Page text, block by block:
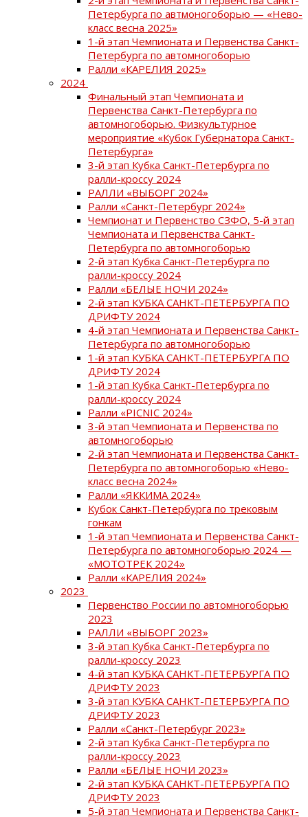
Петербурга по автмоногоборью — «Нево-
класс весна 2025»
1-й этап Чемпионата и Первенства Санкт-
Петербурга по автомногоборью
Ралли «КАРЕЛИЯ 2025»
2024
Финальный этап Чемпионата и
Первенства Санкт-Петербурга по
автомногоборью. Физкультурное
мероприятие «Кубок Губернатора Санкт-
Петербурга»
3-й этап Кубка Санкт-Петербурга по
ралли-кроссу 2024
РАЛЛИ «ВЫБОРГ 2024»
Ралли «Санкт-Петербург 2024»
Чемпионат и Первенство СЗФО, 5-й этап
Чемпионата и Первенства Санкт-
Петербурга по автомногоборью
2-й этап Кубка Санкт-Петербурга по
ралли-кроссу 2024
Ралли «БЕЛЫЕ НОЧИ 2024»
2-й этап КУБКА САНКТ-ПЕТЕРБУРГА ПО
ДРИФТУ 2024
4-й этап Чемпионата и Первенства Санкт-
Петербурга по автомногоборью
1-й этап КУБКА САНКТ-ПЕТЕРБУРГА ПО
ДРИФТУ 2024
1-й этап Кубка Санкт-Петербурга по
ралли-кроссу 2024
Ралли «PICNIC 2024»
3-й этап Чемпионата и Первенства по
автомногоборью
2-й этап Чемпионата и Первенства Санкт-
Петербурга по автомногоборью «Нево-
класс весна 2024»
Ралли «ЯККИМА 2024»
Кубок Санкт-Петербурга по трековым
гонкам
1-й этап Чемпионата и Первенства Санкт-
Петербурга по автомногоборью 2024 —
«МОТОТРЕК 2024»
Ралли «КАРЕЛИЯ 2024»
2023
Первенство России по автомногоборью
2023
РАЛЛИ «ВЫБОРГ 2023»
3-й этап Кубка Санкт-Петербурга по
ралли-кроссу 2023
4-й этап КУБКА САНКТ-ПЕТЕРБУРГА ПО
ДРИФТУ 2023
3-й этап КУБКА САНКТ-ПЕТЕРБУРГА ПО
ДРИФТУ 2023
Ралли «Санкт-Петербург 2023»
2-й этап Кубка Санкт-Петербурга по
ралли-кроссу 2023
Ралли «БЕЛЫЕ НОЧИ 2023»
2-й этап КУБКА САНКТ-ПЕТЕРБУРГА ПО
ДРИФТУ 2023
5-й этап Чемпионата и Первенства Санкт-